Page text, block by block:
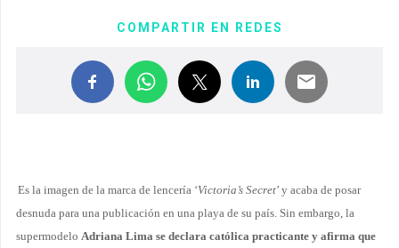
COMPARTIR EN REDES
Es la imagen de la marca de lencería ‘Victoria’s Secret’ y acaba de posar
desnuda para una publicación en una playa de su país. Sin embargo, la
supermodelo Adriana Lima se declara católica practicante y afirma que